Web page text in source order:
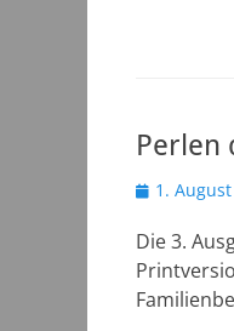
Perlen
1. August
Die 3.